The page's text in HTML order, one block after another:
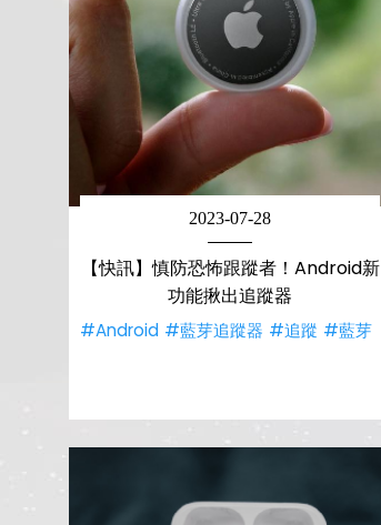
2023-07-28
【快訊】慎防恐怖跟蹤者！Android新
功能揪出追蹤器
#Android #藍芽追蹤器 #追蹤 #藍芽